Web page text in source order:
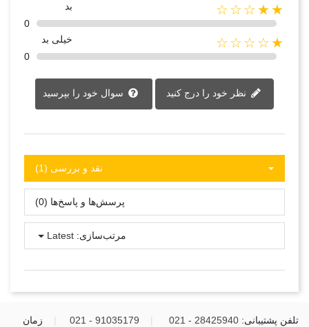
★★☆☆☆
بد
0
★☆☆☆☆
خیلی بد
0
سوال خود را بپرسید
نقد و بررسی‌‌ (1)
پرسش‌ها و پاسخ‌ها (0)
مرتب‌سازی: Latest
تلفن پشتیبانی: 28425940 - 021
91035179 - 021
زمان